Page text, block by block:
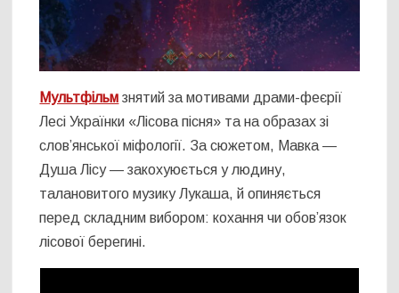
Мультфільм знятий за мотивами драми-феєрії
Лесі Українки «Лісова пісня» та на образах зі
слов’янської міфології. За сюжетом, Мавка —
Душа Лісу — закохуюється у людину,
талановитого музику Лукаша, й опиняється
перед складним вибором: кохання чи обов’язок
лісової берегині.